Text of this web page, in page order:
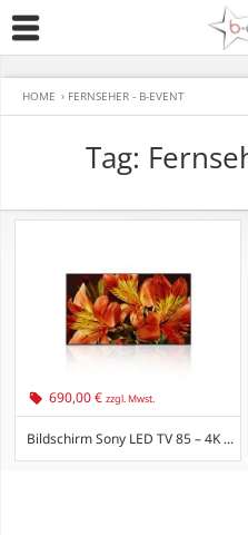
Tag:
HOME › FERNSEHER - B-EVENT
Bildschirm Sony LED TV 85 – 4K ...
690,00 €zzgl. Mwst.